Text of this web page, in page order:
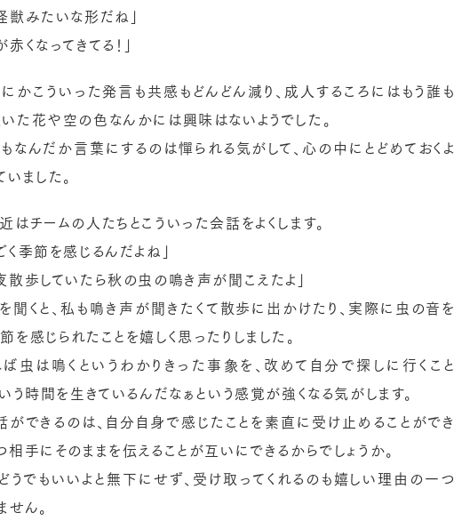
獣みたいな形だね」
くなってきてる！」
かこういった発言も共感もどんどん減り、成人するころにはもう誰も
た花や空の色なんかには興味はないようでした。
なんだか言葉にするのは憚られる気がして、心の中にとどめておくよ
ました。
はチームの人たちとこういった会話をよくします。
く季節を感じるんだよね」
散歩していたら秋の虫の鳴き声が聞こえたよ」
聞くと、私も鳴き声が聞きたくて散歩に出かけたり、実際に虫の音を
を感じられたことを嬉しく思ったりしました。
虫は鳴くというわかりきった事象を、改めて自分で探しに行くこと
う時間を生きているんだなぁという感覚が強くなる気がします。
ができるのは、自分自身で感じたことを素直に受け止めることができ
相手にそのままを伝えることが互いにできるからでしょうか。
うでもいいよと無下にせず、受け取ってくれるのも嬉しい理由の一つ
せん。